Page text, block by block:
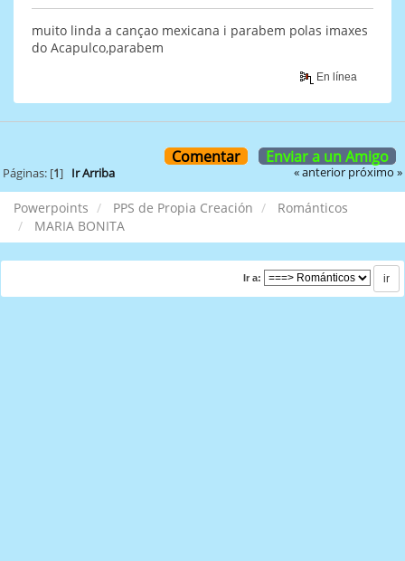
muito linda a cançao mexicana i parabem polas imaxes
do Acapulco,parabem
En línea
Comentar Enviar a un Amigo
Páginas: [1] Ir Arriba « anterior próximo »
Powerpoints PPS de Propia Creación
Románticos
MARIA BONITA
Ir a: